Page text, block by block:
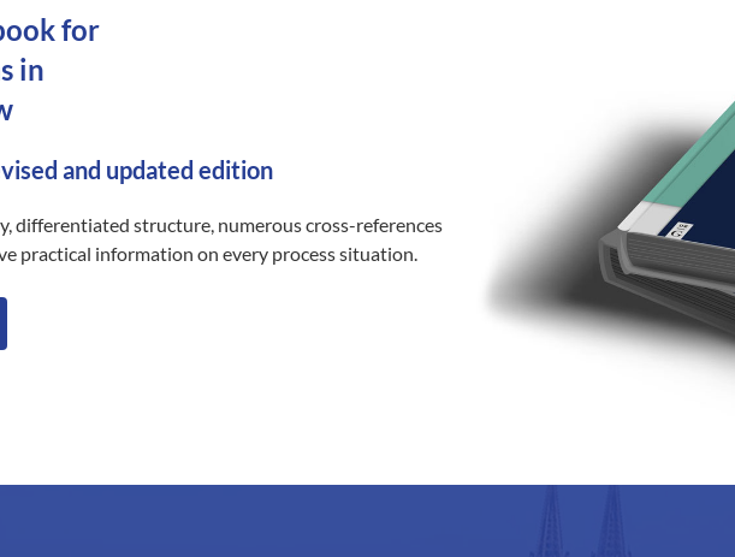
for
in
and updated edition
differentiated structure, numerous cross-references
practical information on every process situation.